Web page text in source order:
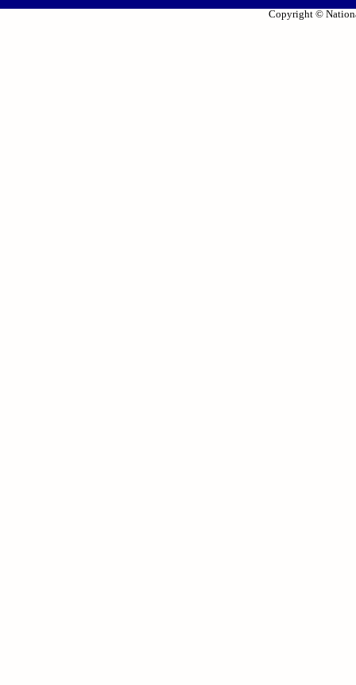
Copyright ©